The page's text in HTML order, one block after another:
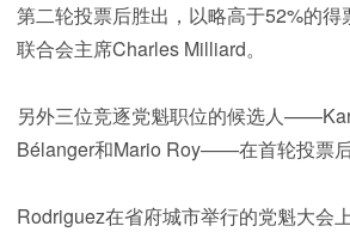
第二轮投票后胜出，以略高于52%的得
联合会主席Charles Milliard。
另外三位竞逐党魁职位的候选人
Bélanger和Mario Roy——在首轮投票后
Rodriguez在省府城市举行的党魁大会